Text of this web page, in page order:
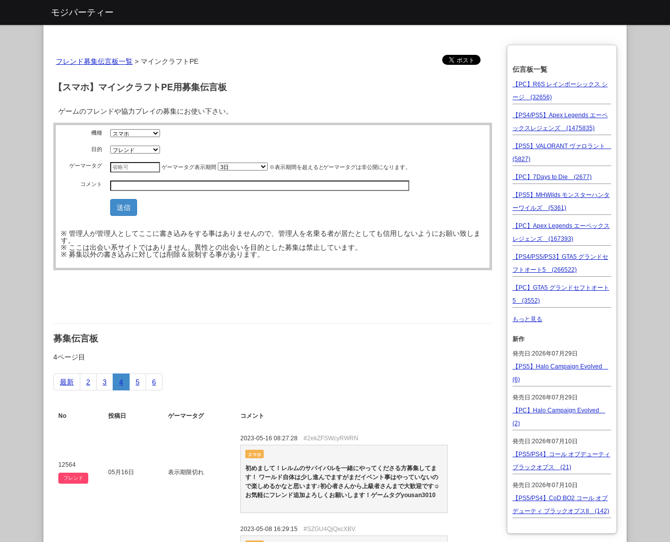
モジパーティー
フレンド募集伝言板一覧 > マインクラフトPE
【スマホ】マインクラフトPE用募集伝言板
ゲームのフレンドや協力プレイの募集にお使い下さい。
機種
目的
ゲーマータグ ゲーマータグ表示期間 ※表示期間を超えるとゲーマータグは非公開になります。
コメント
※ 管理人が管理人としてここに書き込みをする事はありませんので、管理人を名乗る者が居たとしても信用しないようにお願い致しま
す。
※ ここは出会い系サイトではありません。異性との出会いを目的とした募集は禁止しています。
※ 募集以外の書き込みに対しては削除＆規制する事があります。
募集伝言板
4ページ目
最新 2 3 4 5 6
No 投稿日 ゲーマータグ コメント
12564
フレンド
05月16日 表示期限切れ
2023-05-16 08:27:28 #2ekZFSWcyRWRN
スマホ
初めまして！レルムのサバイバルを一緒にやってくださる方募集してま
す！ ワールド自体は少し進んでますがまだイベント事はやっていないの
で楽しめるかなと思います♪初心者さんから上級者さんまで大歓迎です☺︎
お気軽にフレンド追加よろしくお願いします！ゲームタグyousan3010
2023-05-08 16:29:15 #SZGU4QjQxcXBV
伝言板一覧
【PC】R6S レインボーシックス シ
ージ (32656)
【PS4/PS5】Apex Legends エーペ
ックスレジェンズ (1475835)
【PS5】VALORANT ヴァロラント
(5827)
【PC】7Days to Die (2677)
【PS5】MHWilds モンスターハンタ
ーワイルズ (5361)
【PC】Apex Legends エーペックス
レジェンズ (167393)
【PS4/PS5/PS3】GTA5 グランドセ
フトオート5 (266522)
【PC】GTA5 グランドセフトオート
5 (3552)
もっと見る
新作
発売日:2026年07月29日
【PS5】Halo Campaign Evolved
(6)
発売日:2026年07月29日
【PC】Halo Campaign Evolved
(2)
発売日:2026年07月10日
【PS5/PS4】コール オブデューティ
ブラックオプス (21)
発売日:2026年07月10日
【PS5/PS4】CoD:BO2 コール オブ
デューティ ブラックオプスII (142)